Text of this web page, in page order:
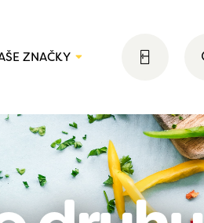
ZNAČKY